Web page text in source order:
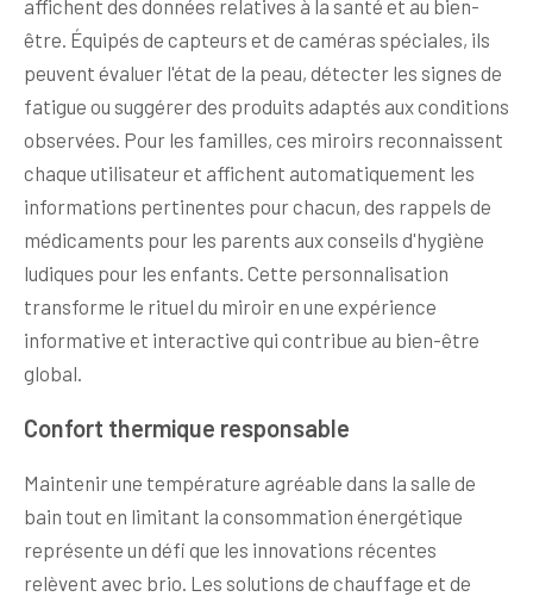
affichent des données relatives à la santé et au bien-
être. Équipés de capteurs et de caméras spéciales, ils
peuvent évaluer l'état de la peau, détecter les signes de
fatigue ou suggérer des produits adaptés aux conditions
observées. Pour les familles, ces miroirs reconnaissent
chaque utilisateur et affichent automatiquement les
informations pertinentes pour chacun, des rappels de
médicaments pour les parents aux conseils d'hygiène
ludiques pour les enfants. Cette personnalisation
transforme le rituel du miroir en une expérience
informative et interactive qui contribue au bien-être
global.
Confort thermique responsable
Maintenir une température agréable dans la salle de
bain tout en limitant la consommation énergétique
représente un défi que les innovations récentes
relèvent avec brio. Les solutions de chauffage et de